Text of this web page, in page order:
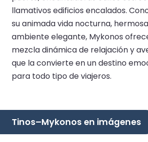
llamativos edificios encalados.
su animada vida nocturna,
ambiente elegante, Mykonos
mezcla dinámica de relajación y
que la convierte en un destino
para todo tipo de viajeros.
Tinos–Mykonos en imágenes